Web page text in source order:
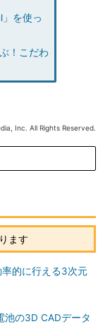
を使っ
！こだわ
Inc. All Rights Reserved.
ます
的に行える3次元
池の3D CADデータ